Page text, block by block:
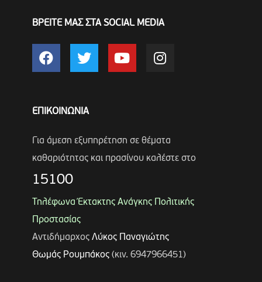
ΒΡΕΙΤΕ ΜΑΣ ΣΤΑ SOCIAL MEDIA
ΕΠΙΚΟΙΝΩΝΙΑ
Για άμεση εξυπηρέτηση σε θέματα
καθαριότητας και πρασίνου καλέστε στο
15100
Τηλέφωνα Έκτακτης Ανάγκης Πολιτικής
Προστασίας
Αντιδήμαρχος Λύκος Παναγιώτης
Θωμάς Ρουμπάκος(κιν. 6947966451)